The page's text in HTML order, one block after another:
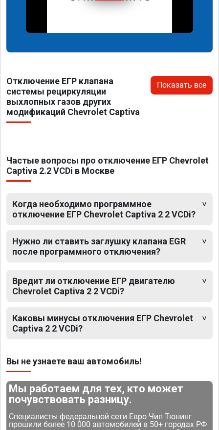
Отключение ЕГР клапана
системы рециркуляции
выхлопных газов других
модификаций Chevrolet Captiva
Показать все
Частые вопросы про отключение ЕГР Chevrolet
Captiva 2.2 VCDi в Москве
Когда необходимо программное
отключение ЕГР Chevrolet Captiva 2 2 VCDi?
Нужно ли ставить заглушку клапана EGR
после программного отключения?
Вредит ли отключение ЕГР двигателю
Chevrolet Captiva 2 2 VCDi?
Каковы минусы отключения ЕГР Chevrolet
Captiva 2 2 VCDi?
Вы не узнаете ваш автомобиль!
Мы работаем для тех, кто может
почувствовать разницу.
Специалисты федеральной сети Евро Чип Тюнинг
прошили более 10 000 автомобилей в 50+ городах РФ